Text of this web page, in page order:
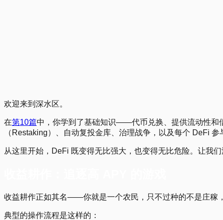
欢迎来到深水区。
在第10篇中，你学到了基础知识——代币兑换、提供流动性和
（Restaking）、自动复投金库、治理战争，以及每个 DeFi
从这里开始，DeFi 既变得无比强大，也变得无比危险。让我们
收益耕作正如其名——你就是一个农民，只不过种的不是庄稼
典型的操作流程是这样的：